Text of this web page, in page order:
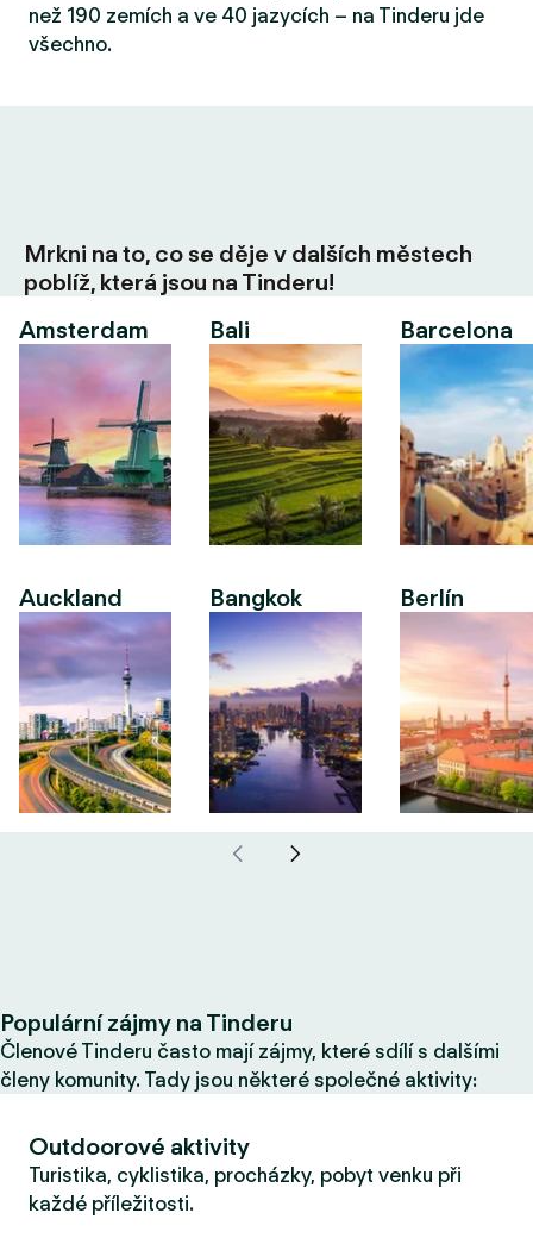
než 190 zemích a ve 40 jazycích – na Tinderu jde
všechno.
Mrkni na to, co se děje v dalších městech
poblíž, která jsou na Tinderu!
Amsterdam
Auckland
Bali
Bangkok
Barcelona
Berlín
Populární zájmy na Tinderu
Členové Tinderu často mají zájmy, které sdílí s dalšími
členy komunity. Tady jsou některé společné aktivity:
Outdoorové aktivity
Turistika, cyklistika, procházky, pobyt venku při
každé příležitosti.